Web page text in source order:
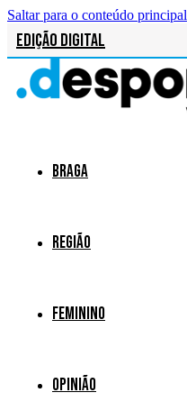
Saltar para o conteúdo principal
Edição Digital
Braga
Região
Feminino
Opinião